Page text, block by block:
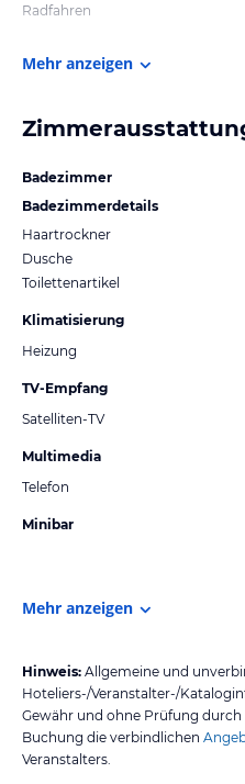
Radfahren
Mehr anzeigen
Badezimmer
Badezimmerdetails
Haartrockner
Dusche
Toilettenartikel
Klimatisierung
Heizung
TV-Empfang
Satelliten-TV
Multimedia
Telefon
Minibar
Mehr anzeigen
Hinweis: Allgemeine und
Hoteliers-/Veranstalter-/
Gewähr und ohne Prüfung
Buchung die verbindlichen
Veranstalters.